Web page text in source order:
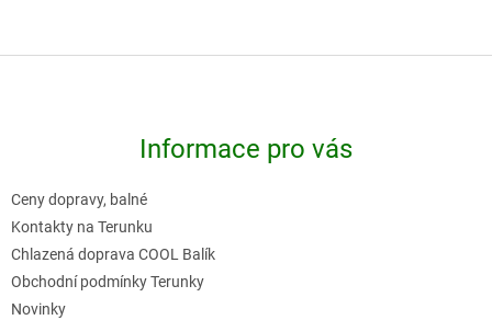
Informace pro vás
Ceny dopravy, balné
Kontakty na Terunku
Chlazená doprava COOL Balík
Obchodní podmínky Terunky
Novinky